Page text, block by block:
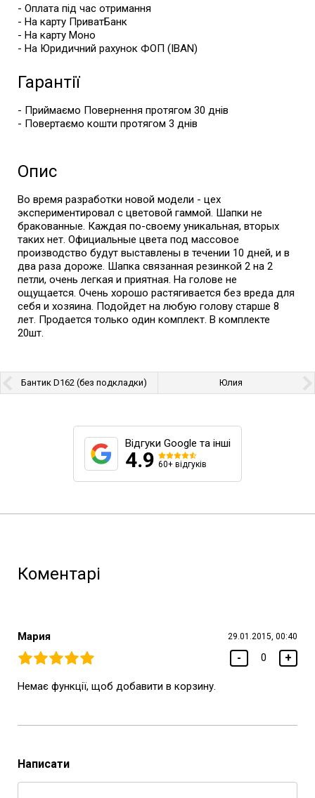
- Оплата під час отримання
- На карту ПриватБанк
- На карту Моно
- На Юридичний рахунок ФОП (IBAN)
Гарантії
- Приймаємо Повернення протягом 30 днів
- Повертаємо кошти протягом 3 днів
Опис
Во время разработки новой модели - цех
экспериментировал с цветовой гаммой. Шапки не
бракованные. Каждая по-своему уникальная, вторых
таких нет. Официальные цвета под массовое
производство будут выставлены в течении 10 дней, и в
два раза дороже. Шапка связанная резинкой 2 на 2
петли, очень легкая и приятная. На голове не
ощущается. Очень хорошо растягивается без вреда для
себя и хозяина. Подойдет на любую голову старше 8
лет. Продается только один комплект. В комплекте
20шт.
Юлия
Бантик D162 (без подкладки)
Відгуки Google та інші
4.9 60+ відгуків
Коментарі
Мария 29.01.2015, 00:40
- 0 +
Немає функції, щоб добавити в корзину.
Написати